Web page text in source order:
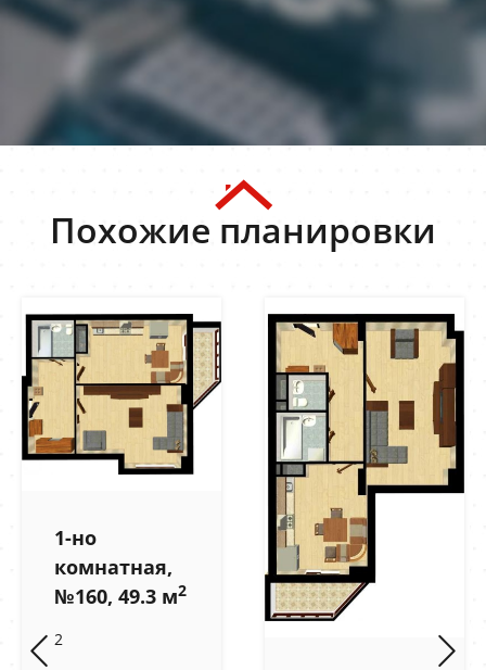
Похожие планировки
1-но
комнатная,
№160, 49.3 м2
2